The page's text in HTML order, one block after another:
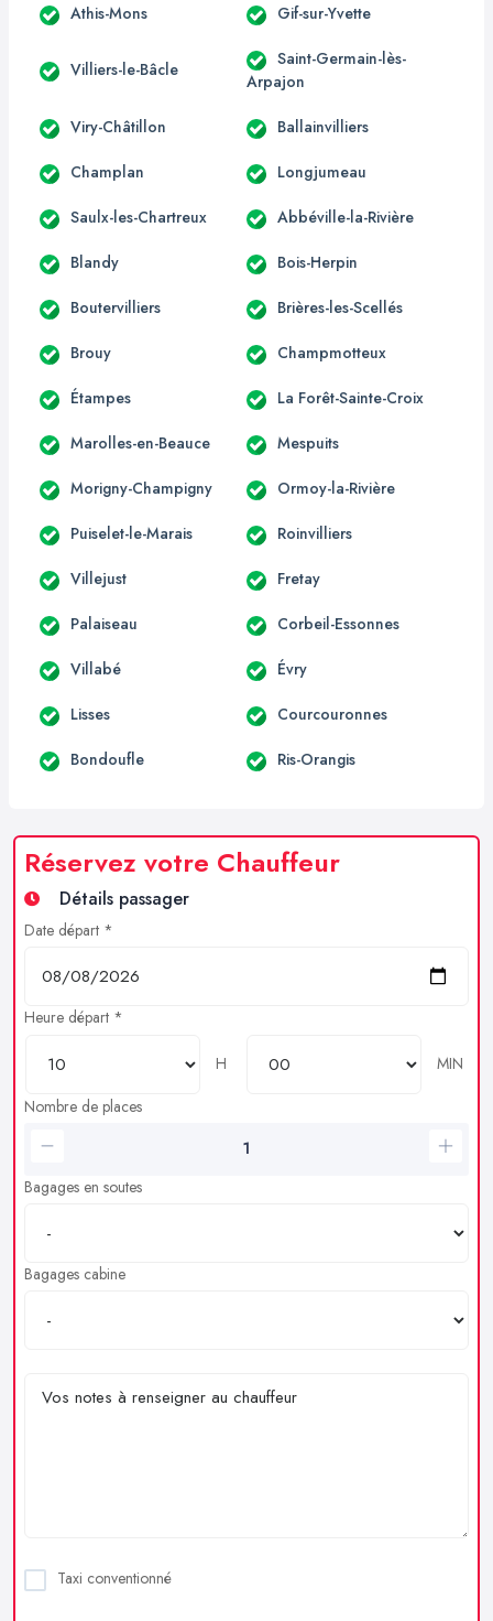
Athis-Mons Gif-sur-Yvette
Villiers-le-Bâcle
Saint-Germain-lès-
Arpajon
Viry-Châtillon Ballainvilliers
Champlan Longjumeau
Saulx-les-Chartreux Abbéville-la-Rivière
Blandy Bois-Herpin
Boutervilliers Brières-les-Scellés
Brouy Champmotteux
Étampes La Forêt-Sainte-Croix
Marolles-en-Beauce Mespuits
Morigny-Champigny Ormoy-la-Rivière
Puiselet-le-Marais Roinvilliers
Villejust Fretay
Palaiseau Corbeil-Essonnes
Villabé Évry
Lisses Courcouronnes
Bondoufle Ris-Orangis
Réservez votre Chauffeur
Détails passager
Date départ *
Heure départ *
H
MIN
Nombre de places
Bagages en soutes
Bagages cabine
Taxi conventionné